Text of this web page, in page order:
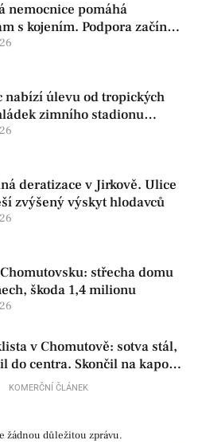
nemocnice pomáhá
s kojením. Podpora začíná
nabízí úlevu od tropických
zimního stadionu
i nemocným
deratizace v Jirkově. Ulice
zvýšený výskyt hlodavců
střecha domu
škoda 1,4 milionu
v Chomutově: sotva stál,
do centra. Skončil na kapotě
KOMERČNÍ ČLÁNEK
žádnou důležitou zprávu.